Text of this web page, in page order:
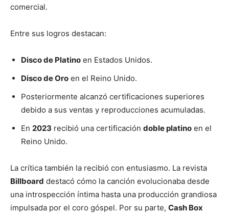
comercial.
Entre sus logros destacan:
Disco de Platino en Estados Unidos.
Disco de Oro en el Reino Unido.
Posteriormente alcanzó certificaciones superiores
debido a sus ventas y reproducciones acumuladas.
En 2023 recibió una certificación doble platino en el
Reino Unido.
La crítica también la recibió con entusiasmo. La revista
Billboard destacó cómo la canción evolucionaba desde
una introspección íntima hasta una producción grandiosa
impulsada por el coro góspel. Por su parte, Cash Box